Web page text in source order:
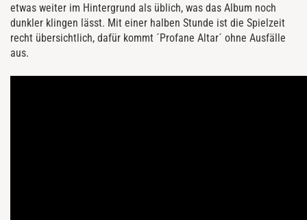
etwas weiter im Hintergrund als üblich, was das Album noch
dunkler klingen lässt. Mit einer halben Stunde ist die Spielzeit
recht übersichtlich, dafür kommt ´Profane Altar´ ohne Ausfälle
aus.